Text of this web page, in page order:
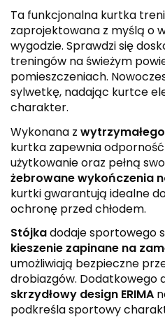
Ta funkcjonalna kurtka
zaprojektowana z myślą o
wygodzie. Sprawdzi się
treningów na świeżym
pomieszczeniach.
sylwetkę, nadając kurtce
charakter.
Wykonana z
kurtka zapewnia
użytkowanie oraz pełną
żebrowane wykończenia
kurtki gwarantują idealne
ochronę przed chłodem.
Stójkadodaje sportowego
kieszenie zapinane na
umożliwiają bezpieczne
drobiazgów. Dodatkowego
skrzydłowy design ERIMA
podkreśla sportowy